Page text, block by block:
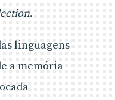
.
linguagens
a memória